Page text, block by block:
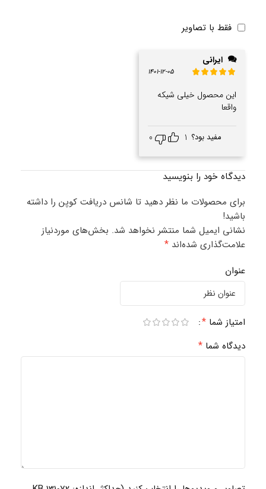
فقط با تصاویر
1401-12-05
این محصول خیلی شیکه
واقعا
مفید بود؟ 1
0
دیدگاه خود را بنویسید
برای محصولات ما نظر دهید تا شانس دریافت کوپن را داشته
باشید!
نشانی ایمیل شما منتشر نخواهد شد. بخش‌های موردنیاز
علامت‌گذاری شده‌اند *
عنوان
امتیاز شما *
دیدگاه شما *